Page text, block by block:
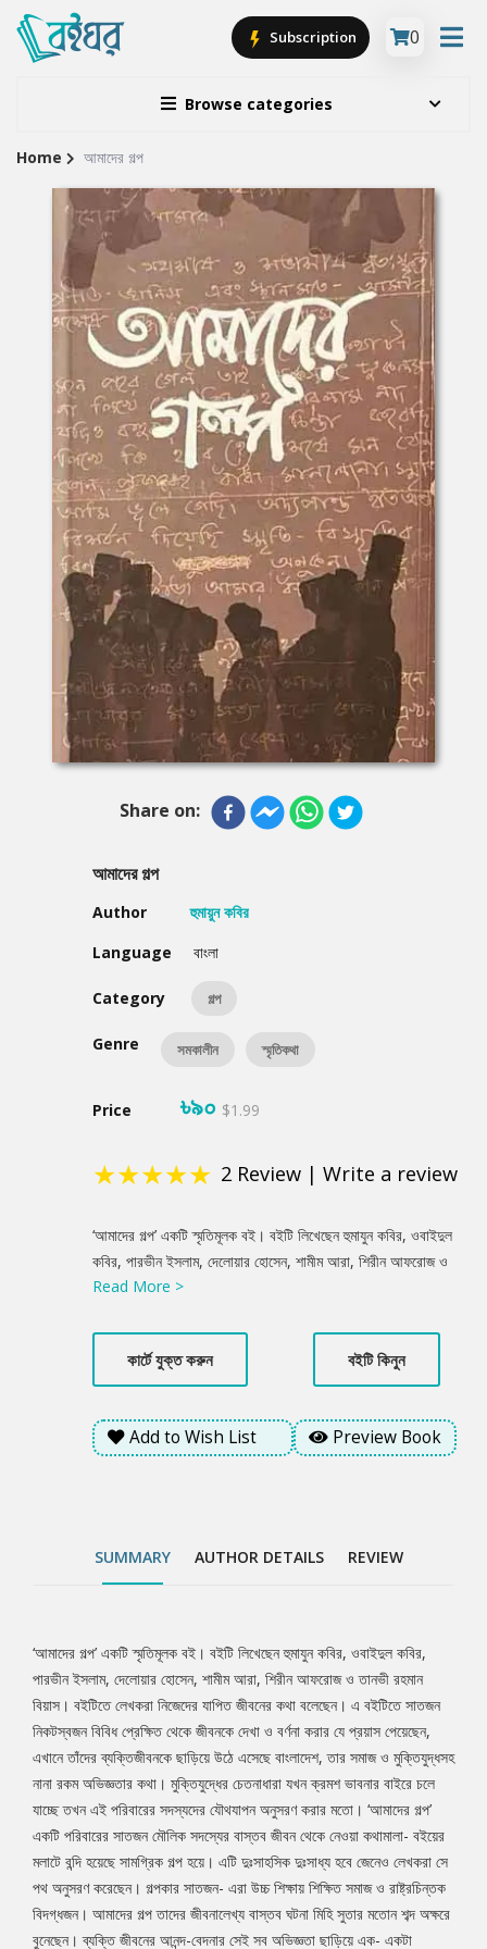
Browse categories
Subscription 0
Site
Breadcrumb
Home আমাদের গল্প
Share on:
আমাদের গল্প
Author
হুমায়ুন কবির
Language
বাংলা
Category গল্প
Genre সমকালীন স্মৃতিকথা
Price ৳৯০ $1.99
★★★★★ 2 Review | Write a review
Product
Summery
‘আমাদের গল্প’ একটি স্মৃতিমূলক বই। বইটি লিখেছেন হুমাযুন কবির, ওবাইদুল
কবির, পারভীন ইসলাম, দেলোয়ার হোসেন, শামীম আরা, শিরীন আফরোজ ও
তানভী রহমান বিয়াস। বইটিতে লেখকরা নিজেদের যাপিত জীবনের কথা
ও বর্ণনা করার যে প্রয়াস পেয়েছেন, এখানে তাঁদের ব্যক্তিজীবনকে ছাড়িয়ে উঠে
এসেছে বাংলাদেশ, তার সমাজ ও মুক্তিযুদ্ধসহ নানা রকম অভিজ্ঞতার কথা।
মুক্তিযুদ্ধের চেতনাধারা যখন ক্রমশ ভাবনার বাইরে চলে যাচ্ছে তখন এই
পরিবারের সদস্যদের যৌথযাপন অনুসরণ করার মতো। ‘আমাদের গল্প’ একটি
পরিবারের সাতজন মৌলিক সদস্যের বাস্তব জীবন থেকে নেওয়া কথামালা-
বাস্তব ঘটনা মিহি সুতার মতোন শব্দ অক্ষরে বুনেছেন। ব্যক্তি জীবনের আনন্দ-
পরিবারের যে গল্পগুলো জমে ওঠে, তার সাথে যে কেউ একীভূত হয়ে যেতে বাধ্য।
কারণ অবধারিতভাবে সেখানে যেমন উঠে আসে শৈশবের স্বপ্ন আর আনন্দময়
দিন, তেমনি থাকে বার্ধক্যের ভার আর স্বজন হারানোর হাহাকার। থাকে
জীবনযুদ্ধ, প্রেম, পূর্ণতা- অপূর্ণতার নানাবিধ জটিলতা। ই-বুকের এবং ছোটো
আকারে প্রকাশ করার স্বার্থে বইটিতে শুধু হুমায়ুন কবিরের এগারোটি গল্প প্রকাশ
করা হলো। ভবিষ্যতে পুরো বইটি পুনঃপ্রকাশ করার আগ্রহ আছে আমাদের।
Read More >
কার্টে যুক্ত করুন বইটি কিনুন
Add to Wish List Preview Book
SUMMARY AUTHOR DETAILS REVIEW
Tab
Article
‘আমাদের গল্প’ একটি স্মৃতিমূলক বই। বইটি লিখেছেন হুমাযুন কবির, ওবাইদুল কবির,
পারভীন ইসলাম, দেলোয়ার হোসেন, শামীম আরা, শিরীন আফরোজ ও তানভী রহমান
বিয়াস। বইটিতে লেখকরা নিজেদের যাপিত জীবনের কথা বলেছেন। এ বইটিতে সাতজন
নিকটস্বজন বিবিধ প্রেক্ষিত থেকে জীবনকে দেখা ও বর্ণনা করার যে প্রয়াস পেয়েছেন,
এখানে তাঁদের ব্যক্তিজীবনকে ছাড়িয়ে উঠে এসেছে বাংলাদেশ, তার সমাজ ও মুক্তিযুদ্ধসহ
নানা রকম অভিজ্ঞতার কথা। মুক্তিযুদ্ধের চেতনাধারা যখন ক্রমশ ভাবনার বাইরে চলে
যাচ্ছে তখন এই পরিবারের সদস্যদের যৌথযাপন অনুসরণ করার মতো। ‘আমাদের গল্প’
একটি পরিবারের সাতজন মৌলিক সদস্যের বাস্তব জীবন থেকে নেওয়া কথামালা- বইয়ের
মলাটে বন্দি হয়েছে সামগ্রিক গল্প হয়ে। এটি দুঃসাহসিক দুঃসাধ্য হবে জেনেও লেখকরা সে
পথ অনুসরণ করেছেন। গল্পকার সাতজন- এরা উচ্চ শিক্ষায় শিক্ষিত সমাজ ও রাষ্ট্রচিন্তক
বিদগ্ধজন। আমাদের গল্প তাদের জীবনালেখ্য বাস্তব ঘটনা মিহি সুতার মতোন শব্দ অক্ষরে
বুনেছেন। ব্যক্তি জীবনের আনন্দ-বেদনার সেই সব অভিজ্ঞতা ছাড়িয়ে এক- একটা